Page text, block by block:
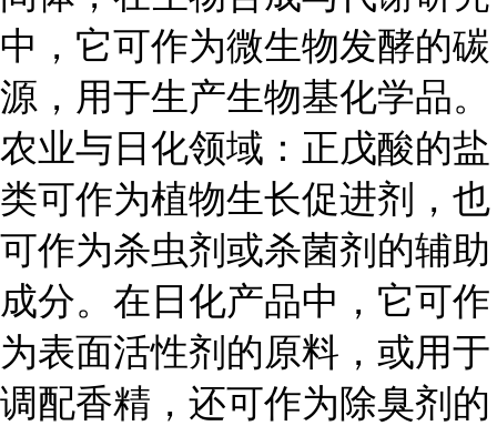
中，它可作为微生物发酵的碳
源，用于生产生物基化学品。
农业与日化领域：正戊酸的盐
类可作为植物生长促进剂，也
可作为杀虫剂或杀菌剂的辅助
成分。在日化产品中，它可作
为表面活性剂的原料，或用于
调配香精，还可作为除臭剂的